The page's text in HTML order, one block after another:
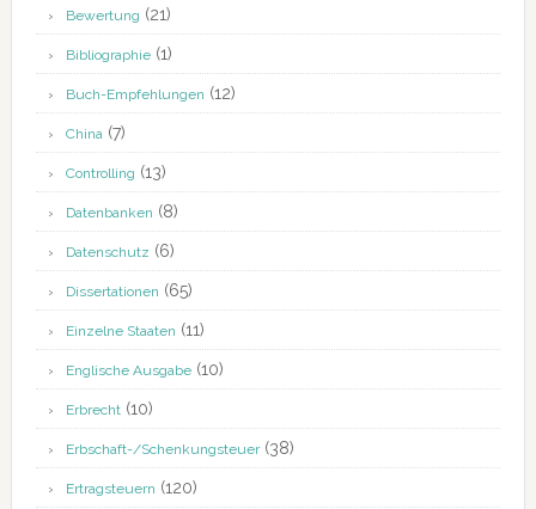
Bewertung (21)
Bibliographie(1)
Buch-Empfehlungen (12)
China(7)
Controlling (13)
Datenbanken (8)
Datenschutz (6)
Dissertationen (65)
Einzelne Staaten (11)
Englische Ausgabe(10)
Erbrecht(10)
Erbschaft-/Schenkungsteuer(38)
Ertragsteuern (120)